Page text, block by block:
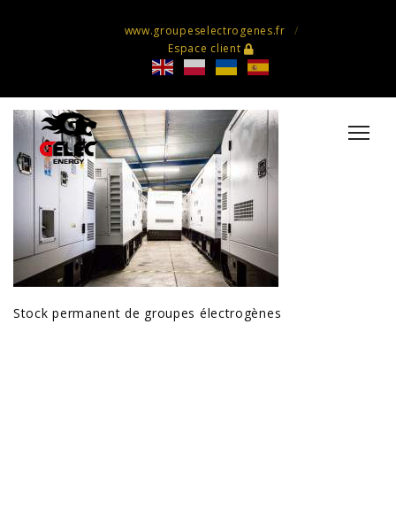
www.groupeselectrogenes.fr
Espace client
Stock permanent de groupes électrogènes